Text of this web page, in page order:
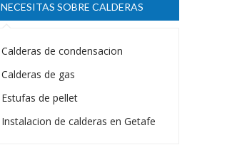
NECESITAS SOBRE CALDERAS
Calderas de condensacion
Calderas de gas
Estufas de pellet
Instalacion de calderas en Getafe